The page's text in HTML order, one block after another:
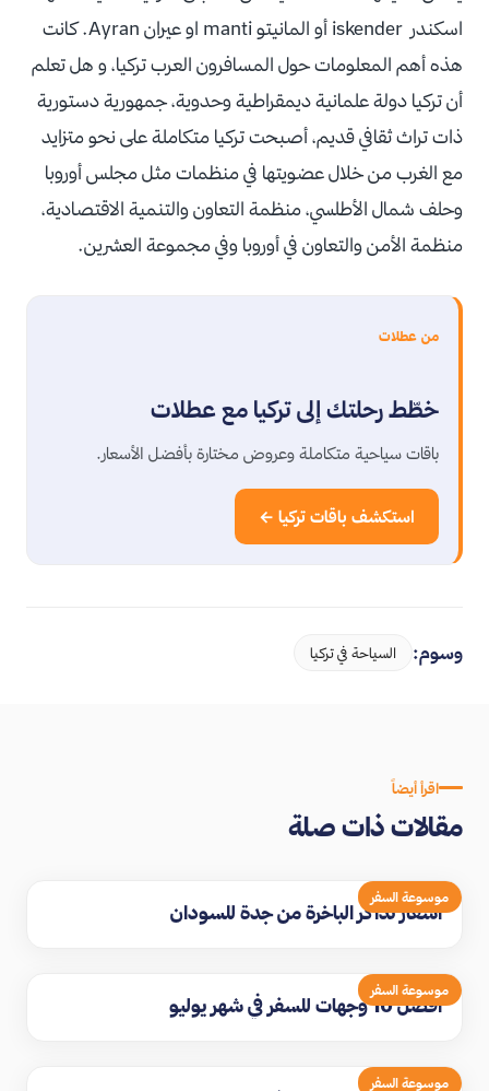
اسكندر iskender أو المانيتو manti او عيران Ayran. كانت
هذه أهم المعلومات حول المسافرون العرب تركيا، و هل تعلم
أن تركيا دولة علمانية ديمقراطية وحدوية، جمهورية دستورية
ذات تراث ثقافي قديم، أصبحت تركيا متكاملة على نحو متزايد
مع الغرب من خلال عضويتها في منظمات مثل مجلس أوروبا
وحلف شمال الأطلسي، منظمة التعاون والتنمية الاقتصادية،
منظمة الأمن والتعاون في أوروبا وفي مجموعة العشرين.
من عطلات
خطّط رحلتك إلى تركيا مع عطلات
باقات سياحية متكاملة وعروض مختارة بأفضل الأسعار.
استكشف باقات تركيا ←
وسوم: السياحة في تركيا
اقرأ أيضاً
مقالات ذات صلة
موسوعة السفر
اسعار تذاكر الباخرة من جدة للسودان
موسوعة السفر
افضل 10 وجهات للسفر في شهر يوليو
موسوعة السفر